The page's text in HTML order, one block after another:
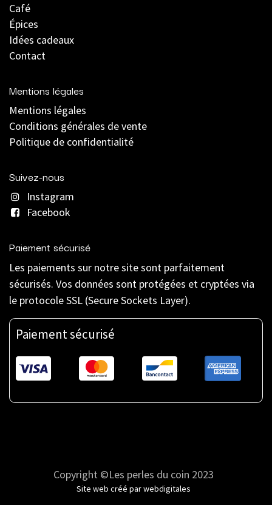
Café
Épices
Idées cadeaux
Contact
Mentions légales
Mentions légales
Conditions générales de vente
Politique de confidentialité
Suivez-nous
Instagram
Facebook
Paiement sécurisé
Les paiements sur notre site sont parfaitement
sécurisés. Vos données sont protégées et cryptées via
le protocole SSL (Secure Sockets Layer).
Paiement sécurisé
Copyright ©Les perles du coin 2023
Site web créé parwebdigitales